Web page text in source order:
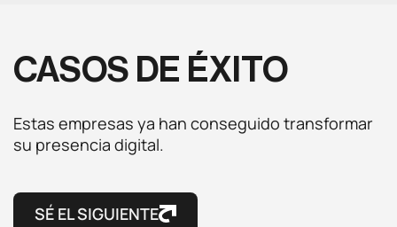
CASOS DE ÉXITO
Estas empresas ya han conseguido transformar
su presencia digital.
SÉ EL SIGUIENTE